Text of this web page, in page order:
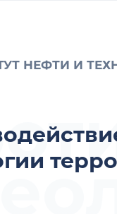
НЕФТИ И